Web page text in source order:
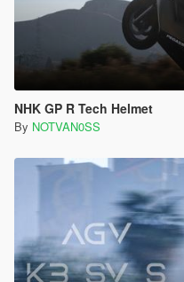
NHK GP R Tech Helmet
By NOTVAN0SS